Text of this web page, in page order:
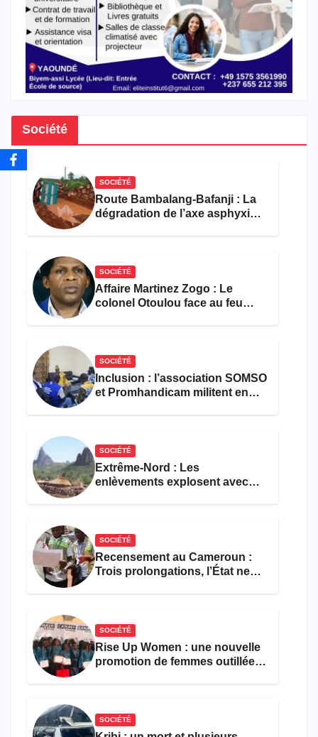
Société
SOCIÉTÉ
Route Bambalang-Bafanji : La
dégradation de l’axe asphyxie
SOCIÉTÉ
Affaire Martinez Zogo : Le
colonel Otoulou face au feu
SOCIÉTÉ
Inclusion : l’association SOMSO
et Promhandicam militent en
SOCIÉTÉ
Extrême-Nord : Les
enlèvements explosent avec
SOCIÉTÉ
Recensement au Cameroun :
Trois prolongations, l’État ne
SOCIÉTÉ
Rise Up Women : une nouvelle
promotion de femmes outillées
SOCIÉTÉ